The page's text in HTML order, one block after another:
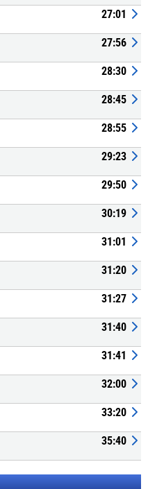
27:01
27:56
28:30
28:45
28:55
29:23
29:50
30:19
31:01
31:20
31:27
31:40
31:41
32:00
33:20
35:40